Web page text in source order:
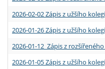
2026-02-02 Zápis z užšího
2026-01-26 Zápis z užšího
2026-01-12 Zápis z
2026-01-05 Zápis z užšího